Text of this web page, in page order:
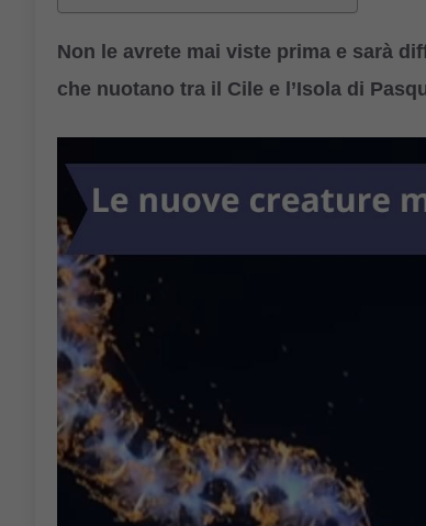
Non le avrete mai viste prima e sarà
che nuotano tra il Cile e l’Isola di